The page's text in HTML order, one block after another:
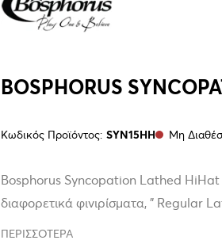
BOSPHORUS
Κωδικός Προϊόντος: SYN15HH Μη
Bosphorus Syncopation Lathed HiHat
διαφορετικά φινιρίσματα, " Regular
ΠΕΡΙΣΣΟΤΕΡΑ